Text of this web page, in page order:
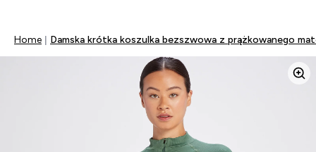
Home Damska krótka koszulka bezszwowa z prążkowanego